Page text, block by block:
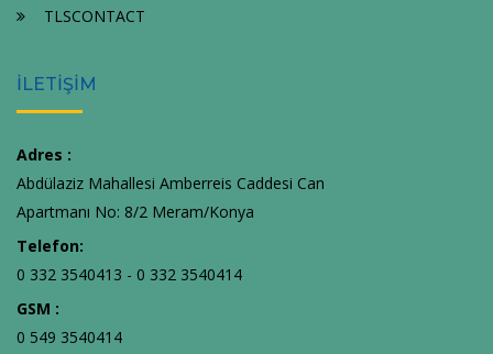
TLSCONTACT
İLETİŞİM
Adres :
Abdülaziz Mahallesi Amberreis Caddesi Can
Apartmanı No: 8/2 Meram/Konya
Telefon:
0 332 3540413 - 0 332 3540414
GSM :
0 549 3540414